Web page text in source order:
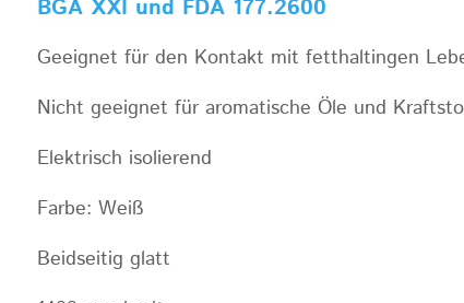
BGA XXI und FDA 177.2600
Geeignet für den Kontakt mit fetthaltingen
Nicht geeignet für aromatische Öle und
Elektrisch isolierend
Farbe: Weiß
Beidseitig glatt